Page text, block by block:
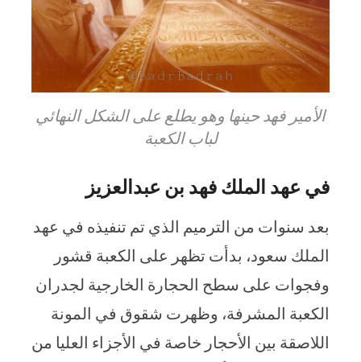
الأمير فهد حينها وهو يطلع على الشكل النهائي
لباب الكعبة
في عهد الملك فهد بن عبدالعزيز
بعد سنوات من الترميم الذي تم تنفيذه في عهد
الملك سعود، بدأت تظهر على الكعبة قشور
وفجوات على سطح الحجارة الخارجية لجدران
الكعبة المشرفة، وظهرت شقوق في المونة
اللاصقة بين الأحجار خاصة في الأجزاء العليا من